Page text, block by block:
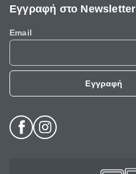
Εγγραφή στο Newsletter
Email
Εγγραφή